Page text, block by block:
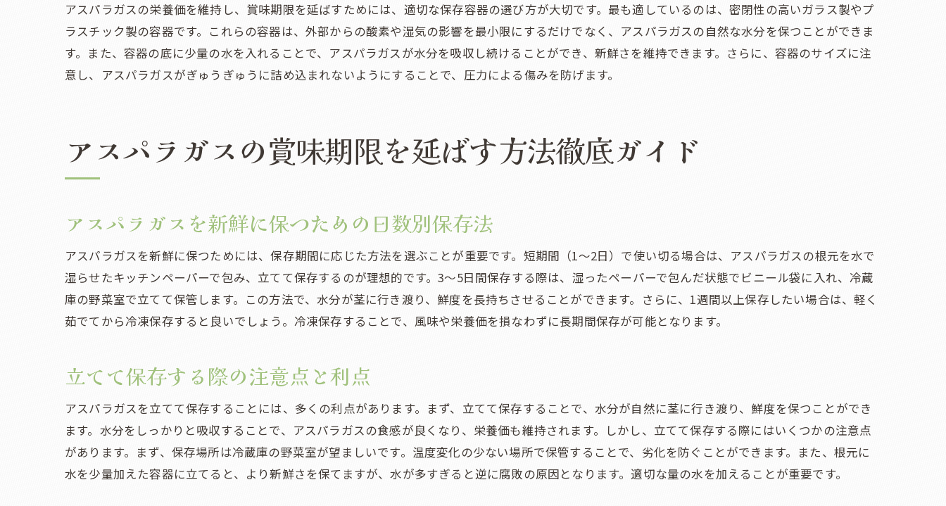
冷凍での栄養損失を防ぐ方法
解凍時に風味を損なわない工夫
長期間保存可能な冷凍技術の紹介
アスパラガスを美味しく保つための立てて保存する秘策
立てて保存することの効果と利点
立てて保存する際の注意点
ペーパータオルを使用した湿度調整
根元のカットがポイントになる理由
日光の影響を避ける保存環境の整え方
アスパラガスの栄養価を維持し、賞味期限を延ばすためには、適切な保存容器の選び方が大切です。最も適しているのは、密閉性の高いガラス製やプ
ラスチック製の容器です。これらの容器は、外部からの酸素や湿気の影響を最小限にするだけでなく、アスパラガスの自然な水分を保つことができま
す。また、容器の底に少量の水を入れることで、アスパラガスが水分を吸収し続けることができ、新鮮さを維持できます。さらに、容器のサイズに注
意し、アスパラガスがぎゅうぎゅうに詰め込まれないようにすることで、圧力による傷みを防げます。
アスパラガスの賞味期限を延ばす方法徹底ガイド
アスパラガスを新鮮に保つための日数別保存法
アスパラガスを新鮮に保つためには、保存期間に応じた方法を選ぶことが重要です。短期間（1〜2日）で使い切る場合は、アスパラガスの根元を水で
湿らせたキッチンペーパーで包み、立てて保存するのが理想的です。3〜5日間保存する際は、湿ったペーパーで包んだ状態でビニール袋に入れ、冷蔵
庫の野菜室で立てて保管します。この方法で、水分が茎に行き渡り、鮮度を長持ちさせることができます。さらに、1週間以上保存したい場合は、軽く
茹でてから冷凍保存すると良いでしょう。冷凍保存することで、風味や栄養価を損なわずに長期間保存が可能となります。
立てて保存する際の注意点と利点
アスパラガスを立てて保存することには、多くの利点があります。まず、立てて保存することで、水分が自然に茎に行き渡り、鮮度を保つことができ
ます。水分をしっかりと吸収することで、アスパラガスの食感が良くなり、栄養価も維持されます。しかし、立てて保存する際にはいくつかの注意点
があります。まず、保存場所は冷蔵庫の野菜室が望ましいです。温度変化の少ない場所で保管することで、劣化を防ぐことができます。また、根元に
水を少量加えた容器に立てると、より新鮮さを保てますが、水が多すぎると逆に腐敗の原因となります。適切な量の水を加えることが重要です。